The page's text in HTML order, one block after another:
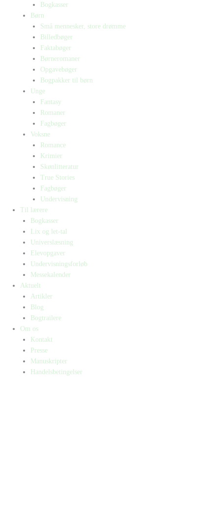
Bogkasser
Børn
Små mennesker, store drømme
Billedbøger
Faktabøger
Børneromaner
Opgavebøger
Bogpakker til børn
Unge
Fantasy
Romaner
Fagbøger
Voksne
Romance
Krimier
Skønlitteratur
True Stories
Fagbøger
Undervisning
Til lærere
Bogkasser
Lix og let-tal
Universlæsning
Elevopgaver
Undervisningsforløb
Messekalender
Aktuelt
Artikler
Blog
Bogtrailere
Om os
Kontakt
Presse
Manuskripter
Handelsbetingelser